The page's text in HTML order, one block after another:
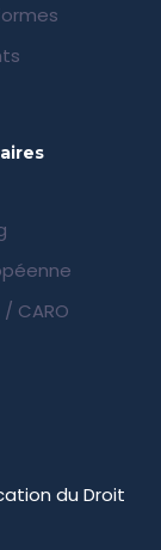
/ CARO
du Droit